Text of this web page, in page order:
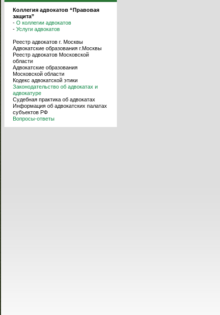
Коллегия адвокатов “Правовая
защита”
- О коллегии адвокатов
- Услуги адвокатов
Реестр адвокатов г. Москвы
Адвокатские образования г.Москвы
Реестр адвокатов Московской
области
Адвокатские образования
Московской области
Кодекс адвокатской этики
Законодательство об адвокатах и
адвокатуре
Судебная практика об адвокатах
Информация об адвокатских палатах
субъектов РФ
Вопросы-ответы